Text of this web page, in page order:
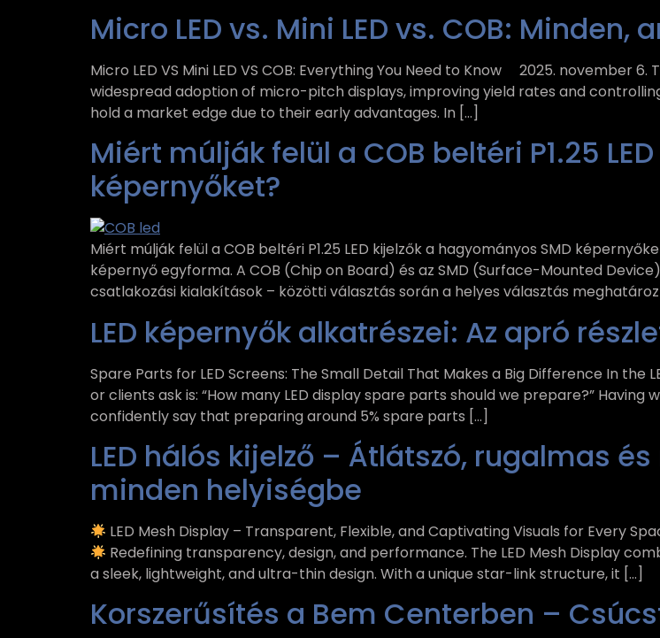
Micro LED vs. Mini LED vs. COB: Minden,
Micro LED VS Mini LED VS COB: Everything You Need to Know 2025. november
widespread adoption of micro-pitch displays, improving yield rates and
hold a market edge due to their early advantages. In […]
Miért múlják felül a COB beltéri P1.25
képernyőket?
Miért múlják felül a COB beltéri P1.25 LED kijelzők a hagyományos SMD
képernyő egyforma. A COB (Chip on Board) és az SMD (Surface-Mounted
csatlakozási kialakítások – közötti választás során a helyes választás
LED képernyők alkatrészei: Az apró
Spare Parts for LED Screens: The Small Detail That Makes a Big Difference In
or clients ask is: “How many LED display spare parts should we prepare?”
confidently say that preparing around 5% spare parts […]
LED hálós kijelző – Átlátszó, rugalmas
minden helyiségbe
LED Mesh Display – Transparent, Flexible, and Captivating Visuals for Every
Redefining transparency, design, and performance. The LED Mesh Display
a sleek, lightweight, and ultra-thin design. With a unique star-link structure, it […]
Korszerűsítés a Bem Centerben –